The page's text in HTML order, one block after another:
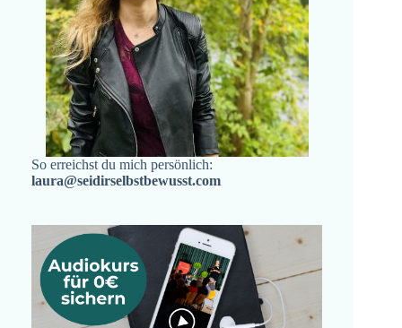
So erreichst du mich persönlich:
laura@seidirselbstbewusst.com